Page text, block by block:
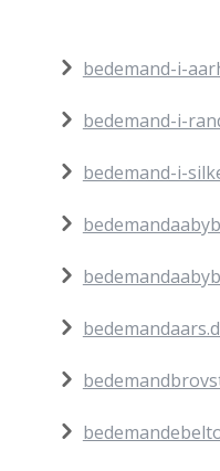
bedemand-i-
bedemand-i-
bedemand-i-